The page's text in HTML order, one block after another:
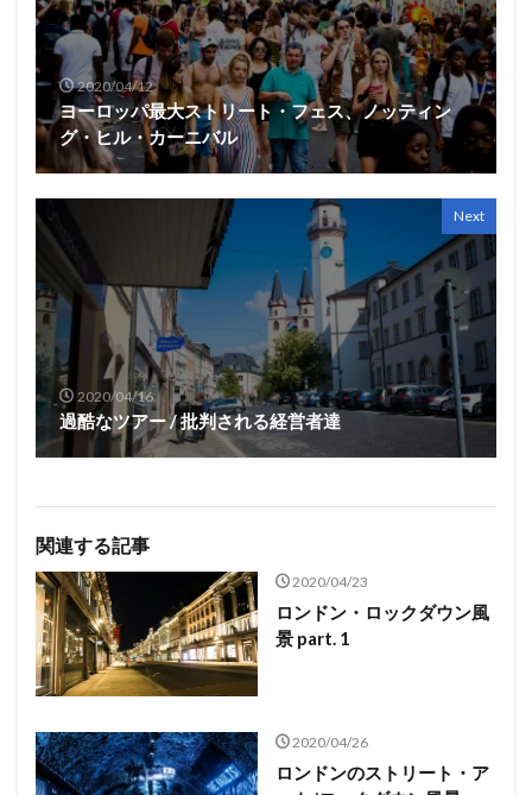
2020/04/12
ヨーロッパ最大ストリート・フェス、ノッティン
グ・ヒル・カーニバル
Next
2020/04/16
過酷なツアー / 批判される経営者達
関連する記事
2020/04/23
ロンドン・ロックダウン風
景 part. 1
2020/04/26
ロンドンのストリート・ア